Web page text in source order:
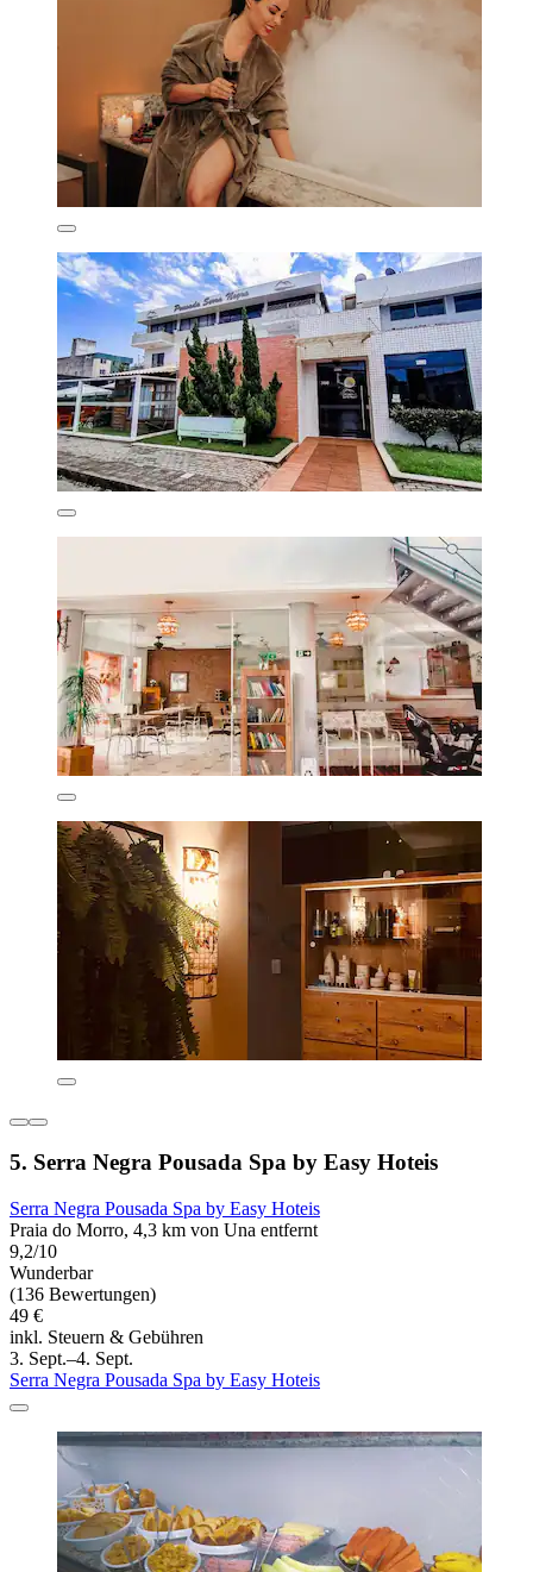
5. Serra Negra Pousada Spa by Easy Hoteis
Serra Negra Pousada Spa by Easy Hoteis
Praia do Morro, 4,3 km von Una entfernt
9,2/10
Wunderbar
(136 Bewertungen)
49 €
inkl. Steuern & Gebühren
3. Sept.–4. Sept.
Serra Negra Pousada Spa by Easy Hoteis